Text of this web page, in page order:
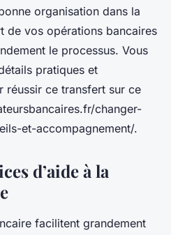
organisation dans la
de vos opérations bancaires
le processus. Vous
pratiques et
réussir ce transfert sur ce
changer-
et-accompagnement/.
d’aide à la
facilitent grandement